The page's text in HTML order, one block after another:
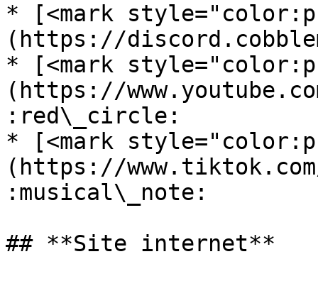
* [<mark
(https://
* [<mark
(https://
:red\_circle:
* [<mark
(https://www.tiktok.com/
:musical\_note:
## **Site internet**